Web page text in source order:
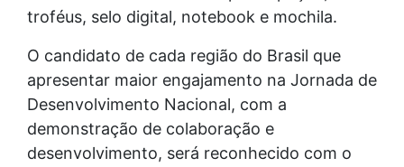
troféus, selo digital, notebook e mochila.
O candidato de cada região do Brasil que
apresentar maior engajamento na Jornada de
Desenvolvimento Nacional, com a
demonstração de colaboração e
desenvolvimento, será reconhecido com o